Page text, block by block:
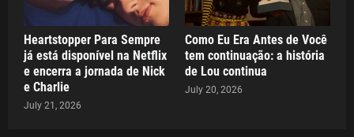
Heartstopper Para Sempre
já está disponível na Netflix
e encerra a jornada de Nick
e Charlie
July 21, 2026
Como Eu Era Antes de Você
tem continuação: a história
de Lou continua
July 20, 2026